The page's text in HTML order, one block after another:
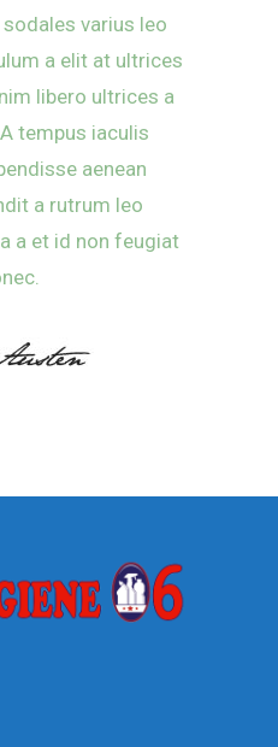
varius leo
a elit at ultrices
libero ultrices a
tempus iaculis
aenean
a rutrum leo
a et id non feugiat